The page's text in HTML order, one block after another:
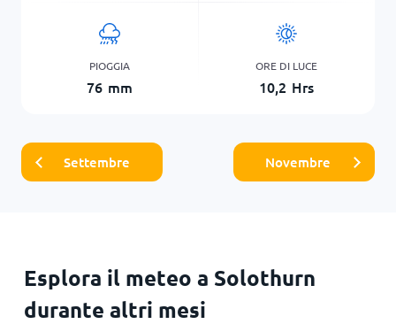
PIOGGIA
76 mm
ORE DI LUCE
10,2 Hrs
Settembre Novembre
Esplora il meteo a Solothurn
durante altri mesi